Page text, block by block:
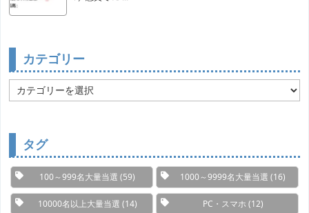
カテゴリー
テ
タグ
100～999名大量当選 (59) 1000～9999名大量当選 (16)
10000名以上大量当選 (14) PC・スマホ (12)